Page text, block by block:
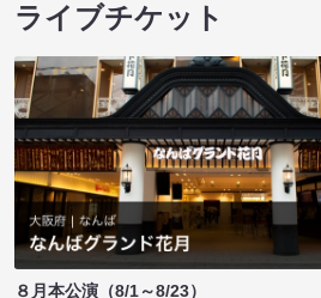
ライブチケット
８月本公演（8/1～8/23）